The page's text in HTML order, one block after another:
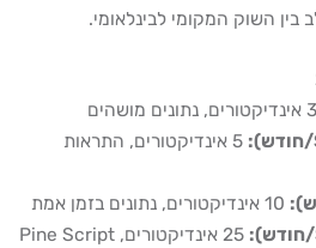
בין השוק המקומי לבינלאומי.
5 אינדיקטורים, התראות
25 אינדיקטורים, Pine Script